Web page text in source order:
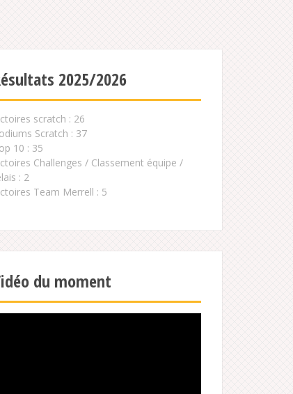
2025/2026
scratch : 26
Scratch : 37
10 : 35
Challenges / Classement équipe /
: 2
Team Merrell : 5
du moment